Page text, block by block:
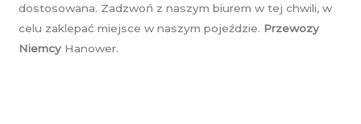
dostosowana. Zadzwoń z naszym biurem w tej chwili, w
celu zaklepać miejsce w naszym pojeździe. Przewozy
Niemcy Hanower.